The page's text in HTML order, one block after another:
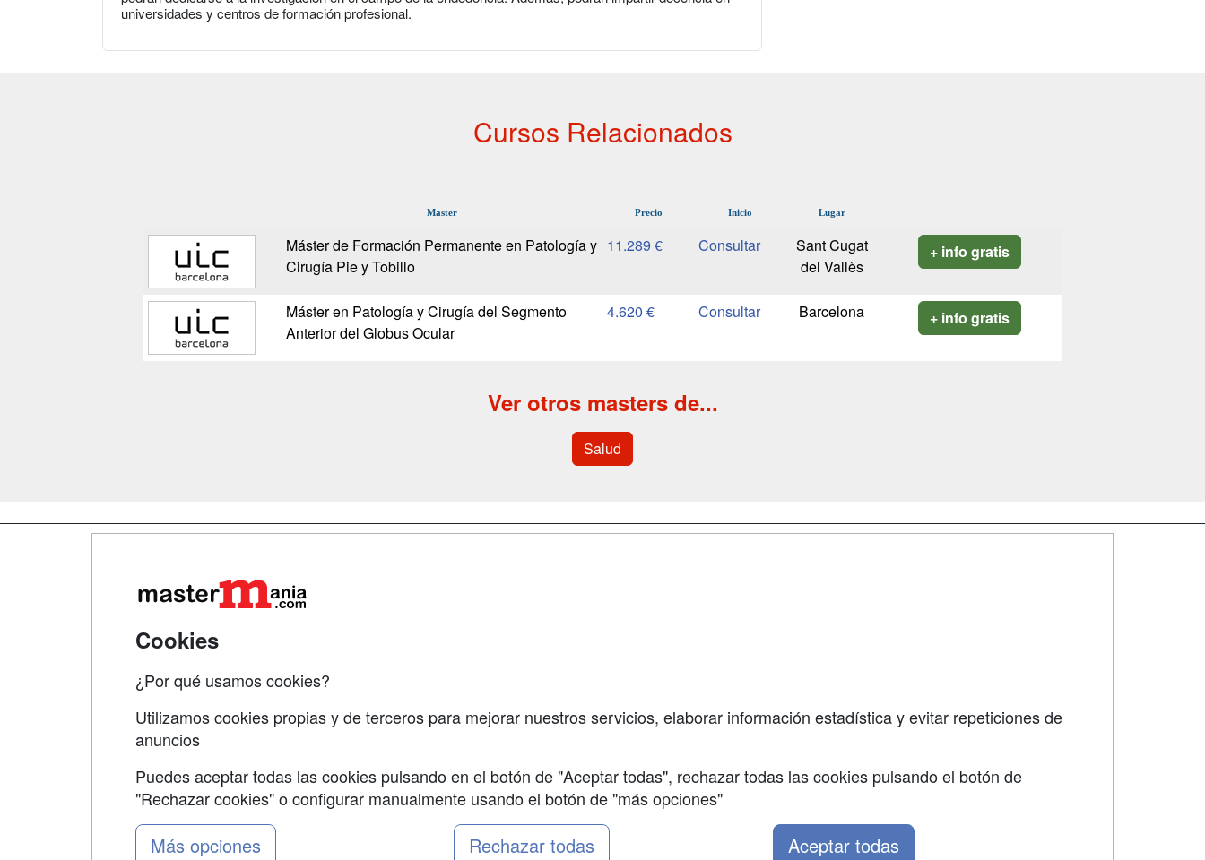
universidades y centros de formación profesional.
Cursos Relacionados
Master Precio Inicio Lugar
Máster de Formación Permanente en Patología y
Cirugía Pie y Tobillo
11.289 €
Sant Cugat
del Vallès
+ info gratis
Máster en Patología y Cirugía del Segmento
Anterior del Globus Ocular
4.620 € Barcelona + info gratis
Ver otros masters de...
Salud
Grupo formazion:
Cookies
¿Por qué usamos cookies?
Utilizamos cookies propias y de terceros para mejorar nuestros servicios, elaborar información estadística y evitar repeticiones de
anuncios
Puedes aceptar todas las cookies pulsando en el botón de "Aceptar todas", rechazar todas las cookies pulsando el botón de
"Rechazar cookies" o configurar manualmente usando el botón de "más opciones"
Más opciones Rechazar todas Aceptar todas